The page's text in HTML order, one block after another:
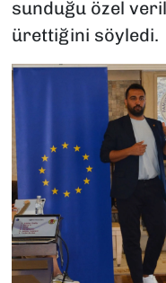
sunduğu özel
ürettiğini söyledi.